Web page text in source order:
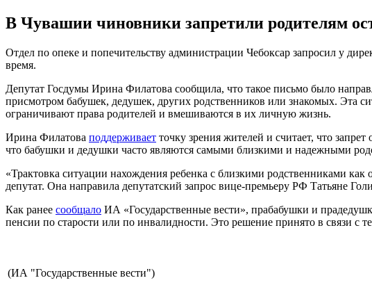
В Чувашии чиновники запретили родителям
Отдел по опеке и попечительству администрации Чебоксар запросил у
время.
Депутат Госдумы Ирина Филатова сообщила, что такое письмо было
присмотром бабушек, дедушек, других родственников или знакомых. Эта
ограничивают права родителей и вмешиваются в их личную жизнь.
Ирина Филатова поддерживает точку зрения жителей и считает, что
что бабушки и дедушки часто являются самыми близкими и надежными
«Трактовка ситуации нахождения ребенка с близкими родственниками как
депутат. Она направила депутатский запрос вице-премьеру РФ Татьяне
Как ранее сообщало ИА «Государственные вести», прабабушки и
пенсии по старости или по инвалидности. Это решение принято в связи с
(ИА "Государственные вести")